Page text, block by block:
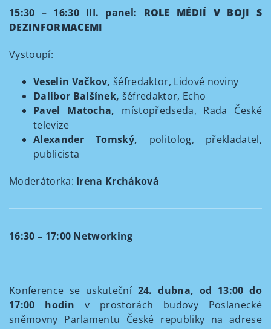
15:30 – 16:30 III. panel: ROLE MÉDIÍ V BOJI S
DEZINFORMACEMI
Vystoupí:
Veselin Vačkov, šéfredaktor, Lidové noviny
Dalibor Balšínek, šéfredaktor, Echo
Pavel Matocha, místopředseda, Rada České
televize
Alexander Tomský, politolog, překladatel,
publicista
Moderátorka: Irena Krcháková
16:30 – 17:00 Networking
Konference se uskuteční 24. dubna, od 13:00 do
17:00 hodin v prostorách budovy Poslanecké
sněmovny Parlamentu České republiky na adrese